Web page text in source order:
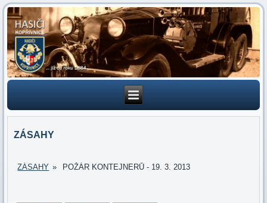
ZÁSAHY
ZÁSAHY » POŽÁR KONTEJNERŮ - 19. 3. 2013